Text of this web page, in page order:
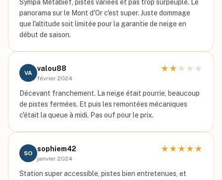
Sympa Métabief, pistes variées et pas trop surpeuplé. Le
panorama sur le Mont d'Or c'est super. Juste dommage
que l'altitude soit limitée pour la garantie de neige en
début de saison.
VA
valou88
février 2024
★ ★ ★ ★ ★
Décevant franchement. La neige était pourrie, beaucoup
de pistes fermées. Et puis les remontées mécaniques
c'était la queue à midi. Pas ouf pour le prix.
SO
sophiem42
janvier 2024
★ ★ ★ ★ ★
Station super accessible, pistes bien entretenues, et